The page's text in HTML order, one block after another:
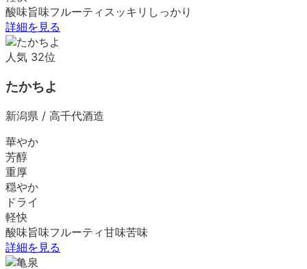
酸味旨味フルーティ スッキリ しっかり
詳細を見る
人気 32位
たかちよ
新潟県 / 高千代酒造
華やか
芳醇
重厚
穏やか
ドライ
軽快
酸味旨味フルーティ甘味苦味
詳細を見る